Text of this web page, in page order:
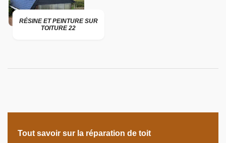
RÉSINE ET PEINTURE SUR
TOITURE 22
Tout savoir sur la réparation de toit